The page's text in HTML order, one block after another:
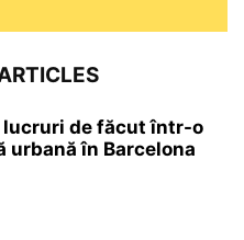
lucruri de făcut într-o
urbană în Barcelona